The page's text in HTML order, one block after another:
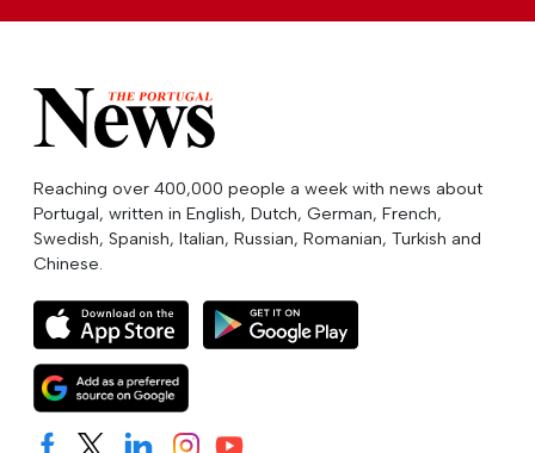
Reaching over 400,000 people a week with news about
Portugal, written in English, Dutch, German, French,
Swedish, Spanish, Italian, Russian, Romanian, Turkish and
Chinese.